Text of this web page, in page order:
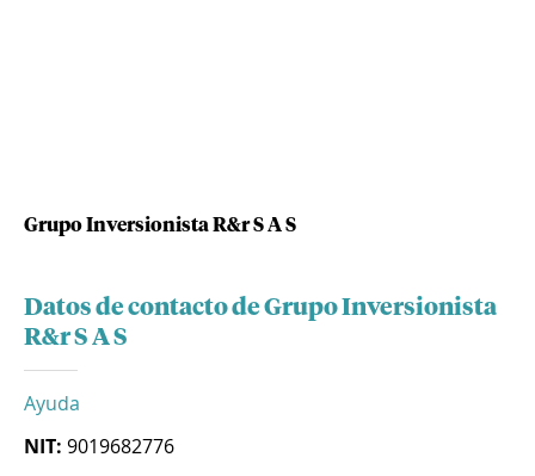
Grupo Inversionista R&r S A S
Datos de contacto de Grupo Inversionista
R&r S A S
Ayuda
NIT: 9019682776